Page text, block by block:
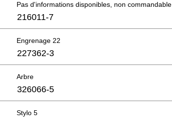
Pas d'informations disponibles, non commandable
216011-7
Engrenage 22
227362-3
Arbre
326066-5
Stylo 5